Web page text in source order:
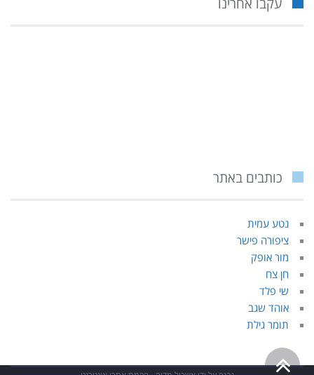
עקבו אחרינו
כותבים באתר
נטע עמית
ציפורה פישר
מור אופק
חן צח
שי פלד
אוהד שגב
תומר גילת
גלילה